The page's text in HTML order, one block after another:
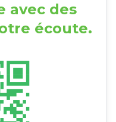
avec des
écoute.